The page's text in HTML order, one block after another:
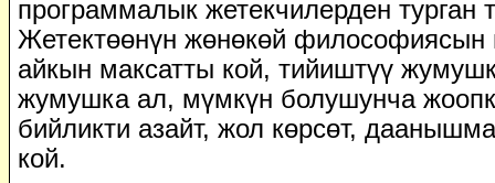
программалык жетекчилерден турган
Жетектөөнүн жөнөкөй
айкын максатты кой, тийиштүү
жумушка ал, мүмкүн болушунча
бийликти азайт, жол көрсөт,
кой.